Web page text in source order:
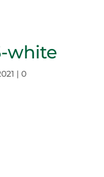
white
| 0